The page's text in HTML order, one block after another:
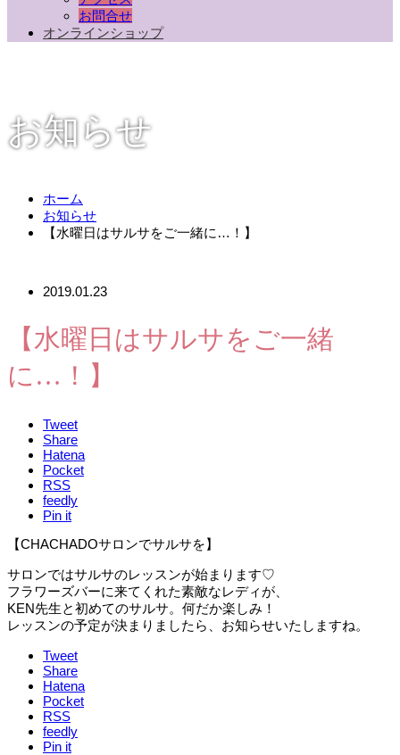
お問合せ
オンラインショップ
お知らせ
ホーム
お知らせ
【水曜日はサルサをご一緒に…！】
2019.01.23
【水曜日はサルサをご一緒
に…！】
Tweet
Share
Hatena
Pocket
RSS
feedly
Pin it
【CHACHADOサロンでサルサを】
サロンではサルサのレッスンが始まります♡
フラワーズバーに来てくれた素敵なレディが、
KEN先生と初めてのサルサ。何だか楽しみ！
レッスンの予定が決まりましたら、お知らせいたしますね。
Tweet
Share
Hatena
Pocket
RSS
feedly
Pin it